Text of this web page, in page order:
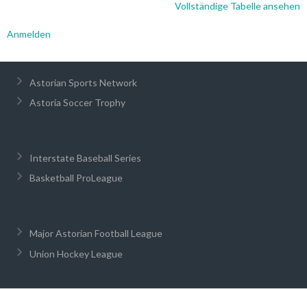
Vollständige Tabelle ansehen
Anmelden
Astorian Sports Network
Astoria Soccer Trophy
Interstate Baseball Series
Basketball ProLeague
Major Astorian Football League
Union Hockey League